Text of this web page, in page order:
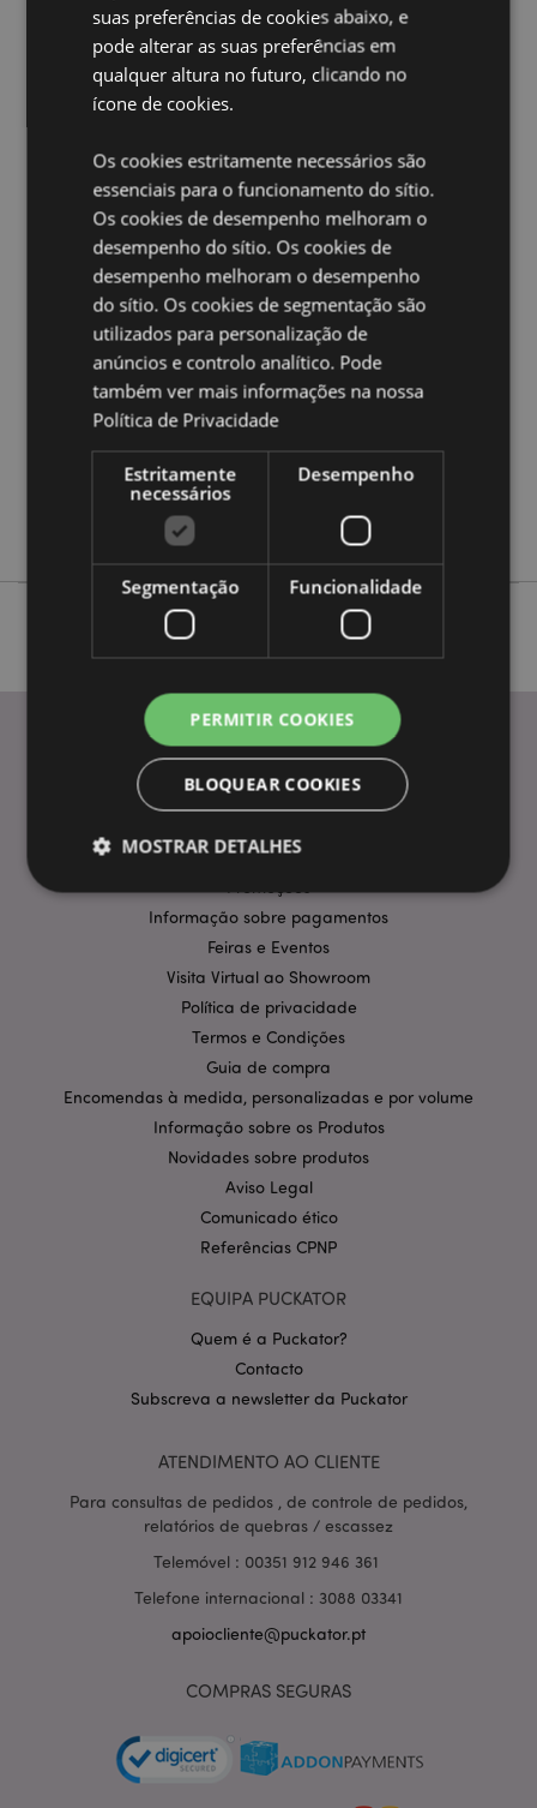
Abridor de PVC Anão da Sorte Leprechaun
Material:PVC e Metal
Magnético:Não
Ampliar informação:
Quer saber mais acerca de comprar na Puckator?
a nossaGuia de informação para o cliente.
Caracteristicas do Produto
Informação
Altura 9cm Largura 7.5cm Profundidade 0.5cm
5055071513404
288
0.047000
INFORMAÇÃO
Entregas e Envios
Informação sobre pagamentos
Feiras e Eventos
Visita Virtual ao Showroom
Política de privacidade
Termos e Condições
Guia de compra
Encomendas à medida, personalizadas e por volume
Informação sobre os Produtos
Novidades sobre produtos
Aviso Legal
Comunicado ético
Referências CPNP
EQUIPA PUCKATOR
Quem é a Puckator?
Contacto
Subscreva a newsletter da Puckator
ATENDIMENTO AO CLIENTE
Para consultas de pedidos , de controle de pedidos,
relatórios de quebras / escassez
Telemóvel : 00351 912 946 361
Telefone internacional : 3088 03341
apoiocliente@puckator.pt
COMPRAS SEGURAS
suas preferências de cookies abaixo, e
pode alterar as suas preferências em
qualquer altura no futuro, clicando no
ícone de cookies.
Os cookies estritamente necessários são
essenciais para o funcionamento do sítio.
Os cookies de desempenho melhoram o
desempenho do sítio. Os cookies de
desempenho melhoram o desempenho
do sítio. Os cookies de segmentação são
utilizados para personalização de
anúncios e controlo analítico. Pode
também ver mais informações na nossa
Política de Privacidade
Estritamente
necessários
Desempenho
Segmentação Funcionalidade
PERMITIR COOKIES
BLOQUEAR COOKIES
MOSTRAR DETALHES
Estritamente necessários
Desempenho
Segmentação
Funcionalidade
Os cookies estritamente necessários permitem
funcionalidades centrais do website, tais como login
de utilizador e gestão de conta. O sítio web não
pode ser utilizado correctamente sem os cookies
estritamente necessários.
Provider
CookieScriptConsent
mage-cache-storage-section-
invalidation
Adobe Inc.
www.puckator.pt
PHPSESSID
PHP.net